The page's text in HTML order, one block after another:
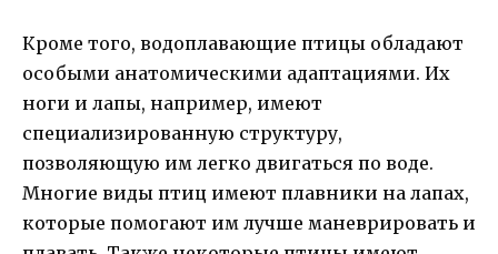
Кроме того, водоплавающие птицы обладают
особыми анатомическими адаптациями. Их
ноги и лапы, например, имеют
специализированную структуру,
позволяющую им легко двигаться по воде.
Многие виды птиц имеют плавники на лапах,
которые помогают им лучше маневрировать и